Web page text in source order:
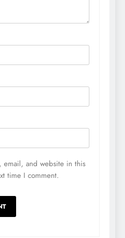
email, and website in this
time I comment.